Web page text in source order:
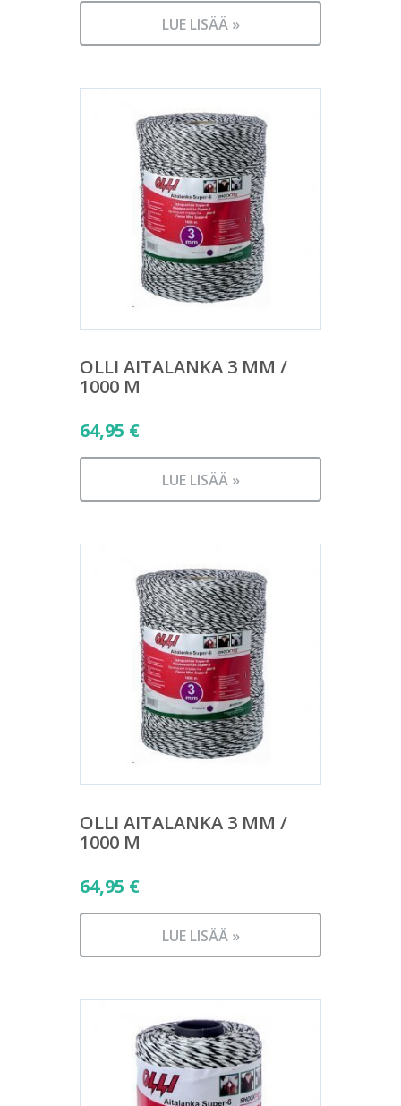
LUE LISÄÄ »
OLLI AITALANKA 3 MM /
1000 M
64,95 €
LUE LISÄÄ »
OLLI AITALANKA 3 MM /
1000 M
64,95 €
LUE LISÄÄ »